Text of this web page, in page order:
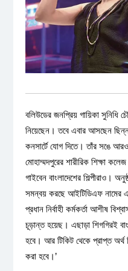
বলিউডের জনপ্রিয় গায়িকা সুনিধি
নিয়েছেন। তবে এবার আসছেন
কনসার্টে যোগ দিতে। তাঁর সঙে
মোহাম্মদপুরের শারীরিক শিক্ষা
গাইবেন বাংলাদেশের শিল্পীরাও।
সমন্বয় করছে আইটিডিএফ নামের
প্রধান নির্বাহী কর্মকর্তা আশীষ
চূড়ান্ত হয়েছ। এছাড়া শিগগিরই
হবে। আর টিকিট থেকে প্রাপ্ত
করা হবে।’